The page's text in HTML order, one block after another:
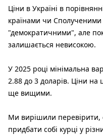
Ціни в Україні в
країнами чи
"демократичними", але
залишається невисокою.
У 2025 році мінімальна
2.88 до 3 доларів. Ціни на
ще вищими.
Ми вирішили перевірити,
придбати собі курці у